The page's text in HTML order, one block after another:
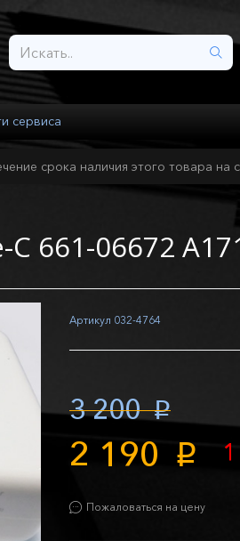
сервиса
срока наличия этого товара на
661-06672
Артикул 032-4764
3 200 p
2 190 p
Пожаловаться на цену